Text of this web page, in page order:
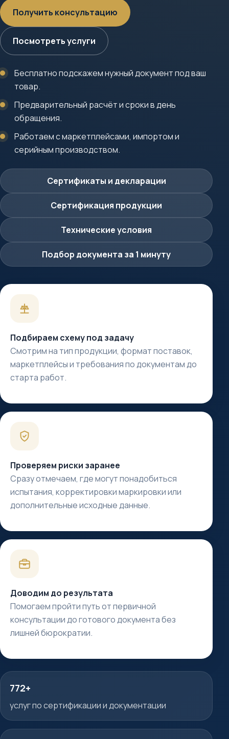
Получить консультацию
Посмотреть услуги
Бесплатно подскажем нужный документ под ваш
товар.
Предварительный расчёт и сроки в день
обращения.
Работаем с маркетплейсами, импортом и
серийным производством.
Сертификаты и декларации
Сертификация продукции
Технические условия
Подбор документа за 1 минуту
Подбираем схему под задачу
Смотрим на тип продукции, формат поставок,
маркетплейсы и требования по документам до
старта работ.
Проверяем риски заранее
Сразу отмечаем, где могут понадобиться
испытания, корректировки маркировки или
дополнительные исходные данные.
Доводим до результата
Помогаем пройти путь от первичной
консультации до готового документа без
лишней бюрократии.
772+
услуг по сертификации и документации